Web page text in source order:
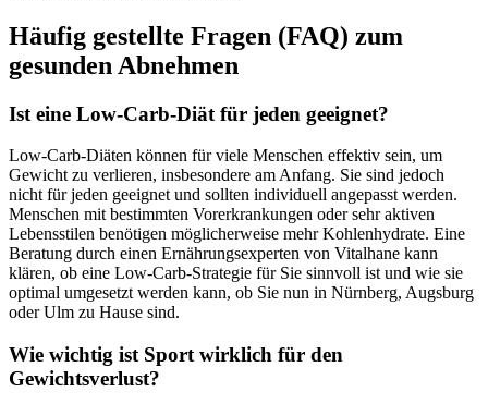
Häufig gestellte Fragen (FAQ) zum
gesunden Abnehmen
Ist eine Low-Carb-Diät für jeden geeignet?
Low-Carb-Diäten können für viele Menschen effektiv sein, um
Gewicht zu verlieren, insbesondere am Anfang. Sie sind jedoch
nicht für jeden geeignet und sollten individuell angepasst werden.
Menschen mit bestimmten Vorerkrankungen oder sehr aktiven
Lebensstilen benötigen möglicherweise mehr Kohlenhydrate. Eine
Beratung durch einen Ernährungsexperten von Vitalhane kann
klären, ob eine Low-Carb-Strategie für Sie sinnvoll ist und wie sie
optimal umgesetzt werden kann, ob Sie nun in Nürnberg, Augsburg
oder Ulm zu Hause sind.
Wie wichtig ist Sport wirklich für den
Gewichtsverlust?